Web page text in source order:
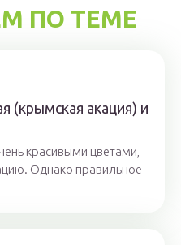
ПО ТЕМЕ
(крымская акация) и
красивыми цветами,
Однако правильное